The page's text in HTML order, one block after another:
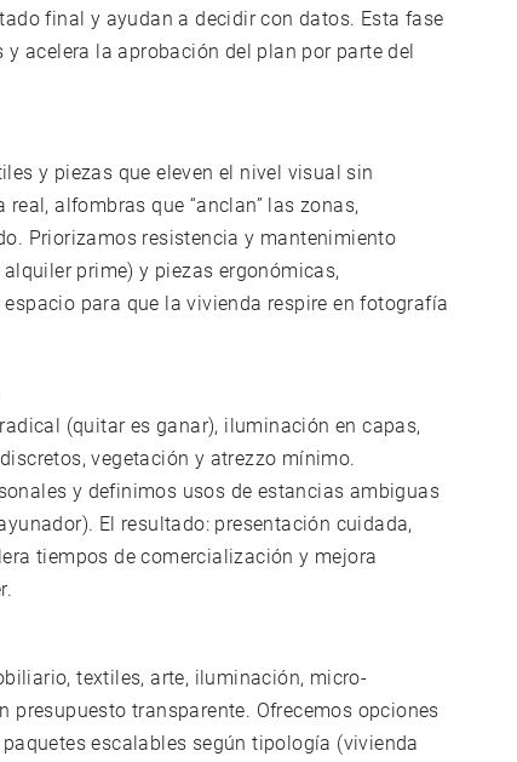
final y ayudan a decidir con datos. Esta fase
acelera la aprobación del plan por parte del
y piezas que eleven el nivel visual sin
alfombras que “anclan” las zonas,
Priorizamos resistencia y mantenimiento
prime) y piezas ergonómicas,
para que la vivienda respire en fotografía
(quitar es ganar), iluminación en capas,
vegetación y atrezzo mínimo.
y definimos usos de estancias ambiguas
El resultado: presentación cuidada,
tiempos de comercialización y mejora
textiles, arte, iluminación, micro-
presupuesto transparente. Ofrecemos opciones
escalables según tipología (vivienda